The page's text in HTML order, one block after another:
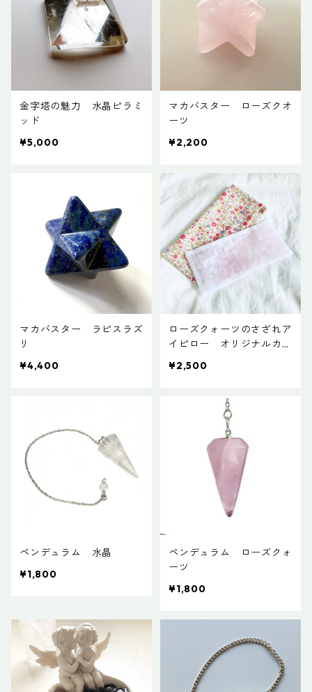
金字塔の魅力 水晶ピラミ
ッド
¥5,000
マカバスター ローズクオ
ーツ
¥2,200
マカバスター ラピスラズ
リ
¥4,400
ローズクォーツのさざれア
イピロー オリジナルカバ
¥2,500
ペンデュラム 水晶
¥1,800
ペンデュラム ローズクォ
ーツ
¥1,800